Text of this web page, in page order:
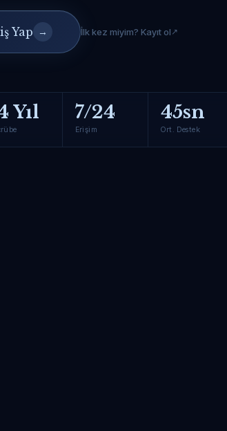
Yap → İlk kez miyim? Kayıt ol
Yıl 7/24
Erişim
45sn
Ort. Destek